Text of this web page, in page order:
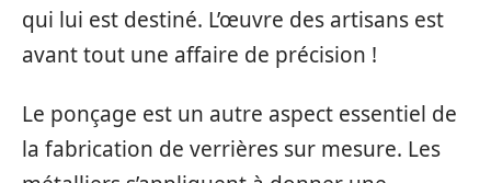
qui lui est destiné. L’œuvre des artisans est
avant tout une affaire de précision !
Le ponçage est un autre aspect essentiel de
la fabrication de verrières sur mesure. Les